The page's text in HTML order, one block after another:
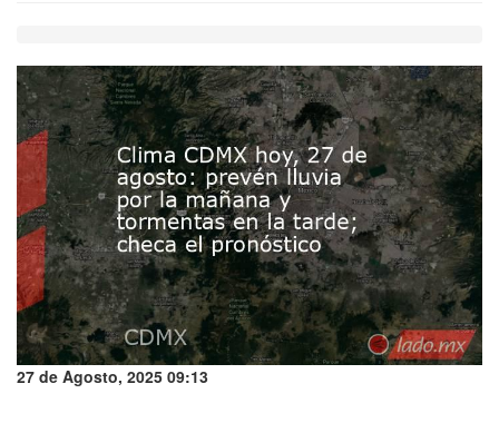
27 de Agosto, 2025 09:13